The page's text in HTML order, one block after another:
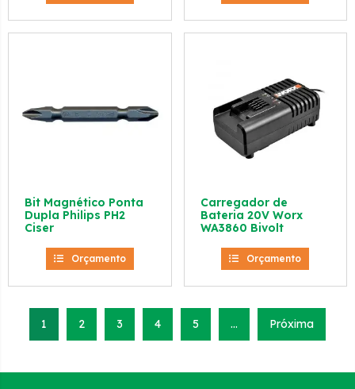
Bit Magnético Ponta
Dupla Philips PH2
Ciser
Orçamento
Carregador de
Bateria 20V Worx
WA3860 Bivolt
Orçamento
1 2 3 4 5 … Próxima